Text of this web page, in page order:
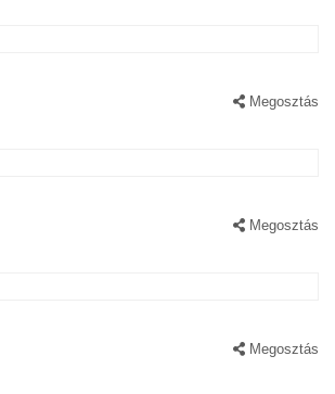
Megosztás
Megosztás
Megosztás